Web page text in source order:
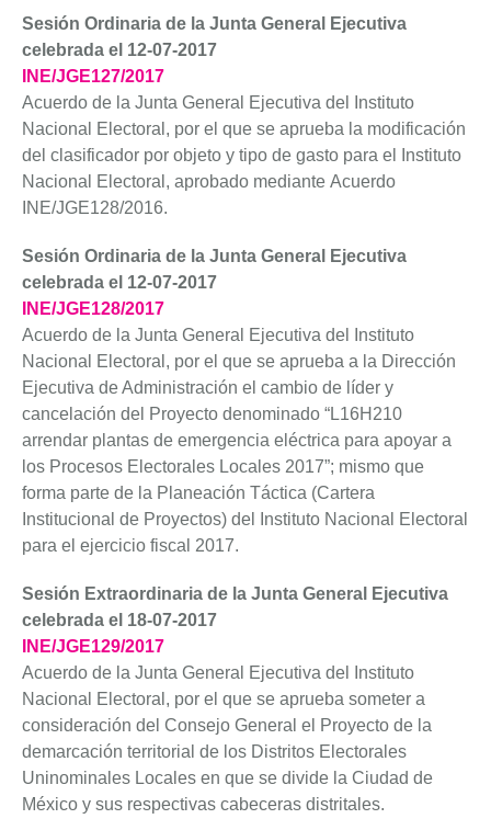
Sesión Ordinaria de la Junta General Ejecutiva
celebrada el 12-07-2017
INE/JGE127/2017
Acuerdo de la Junta General Ejecutiva del Instituto
Nacional Electoral, por el que se aprueba la modificación
del clasificador por objeto y tipo de gasto para el Instituto
Nacional Electoral, aprobado mediante Acuerdo
INE/JGE128/2016.
Sesión Ordinaria de la Junta General Ejecutiva
celebrada el 12-07-2017
INE/JGE128/2017
Acuerdo de la Junta General Ejecutiva del Instituto
Nacional Electoral, por el que se aprueba a la Dirección
Ejecutiva de Administración el cambio de líder y
cancelación del Proyecto denominado “L16H210
arrendar plantas de emergencia eléctrica para apoyar a
los Procesos Electorales Locales 2017”; mismo que
forma parte de la Planeación Táctica (Cartera
Institucional de Proyectos) del Instituto Nacional Electoral
para el ejercicio fiscal 2017.
Sesión Extraordinaria de la Junta General Ejecutiva
celebrada el 18-07-2017
INE/JGE129/2017
Acuerdo de la Junta General Ejecutiva del Instituto
Nacional Electoral, por el que se aprueba someter a
consideración del Consejo General el Proyecto de la
demarcación territorial de los Distritos Electorales
Uninominales Locales en que se divide la Ciudad de
México y sus respectivas cabeceras distritales.